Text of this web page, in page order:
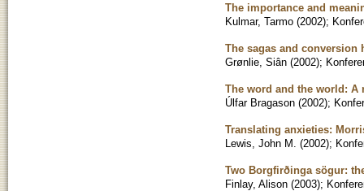
The importance and
Kulmar, Tarmo (2002);
The sagas and conversion
Grønlie, Siân (2002);
The word and the world: A
Úlfar Bragason (2002);
Translating anxieties:
Lewis, John M. (2002);
Two Borgfirðinga sögur:
Finlay, Alison (2003);